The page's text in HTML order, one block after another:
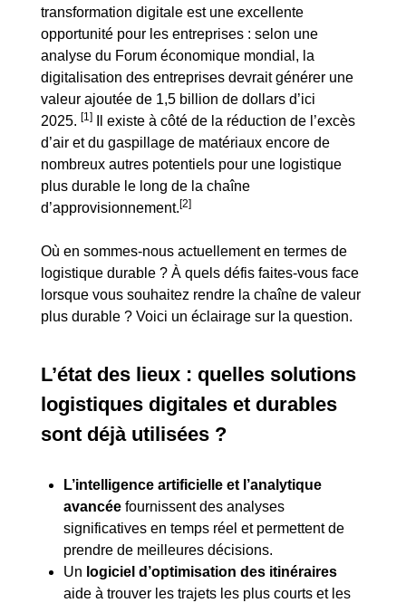
transformation digitale est une excellente
opportunité pour les entreprises : selon une
analyse du Forum économique mondial, la
digitalisation des entreprises devrait générer une
valeur ajoutée de 1,5 billion de dollars d’ici
2025. [1]
Il existe à côté de la réduction de l’excès
d’air et du gaspillage de matériaux encore de
nombreux autres potentiels pour une logistique
plus durable le long de la chaîne
d’approvisionnement.[2]
Où en sommes-nous actuellement en termes de
logistique durable ? À quels défis faites-vous face
lorsque vous souhaitez rendre la chaîne de valeur
plus durable ? Voici un éclairage sur la question.
L’état des lieux : quelles solutions
logistiques digitales et durables
sont déjà utilisées ?
L’intelligence artificielle et l’analytique
avancée fournissent des analyses
significatives en temps réel et permettent de
prendre de meilleures décisions.
Un logiciel d’optimisation des itinéraires
aide à trouver les trajets les plus courts et les